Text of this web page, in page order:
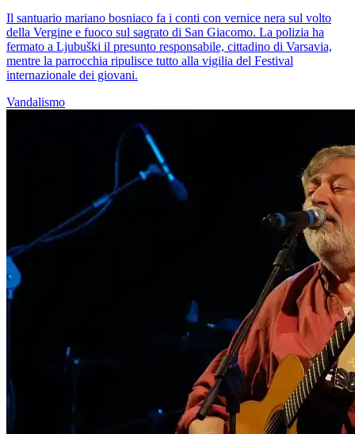
Il santuario mariano bosniaco fa i conti con vernice nera sul volto
della Vergine e fuoco sul sagrato di San Giacomo. La polizia ha
fermato a Ljubuški il presunto responsabile, cittadino di Varsavia,
mentre la parrocchia ripulisce tutto alla vigilia del Festival
internazionale dei giovani.
Vandalismo